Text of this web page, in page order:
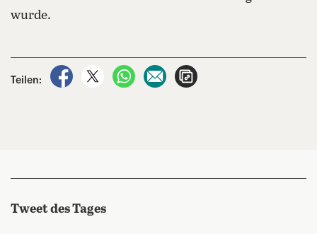
wurde.
Teilen:
auf Facebook teilen
auf X teilenper WhatsApp teilen
per E-Mail teilen
Tweet des Tages